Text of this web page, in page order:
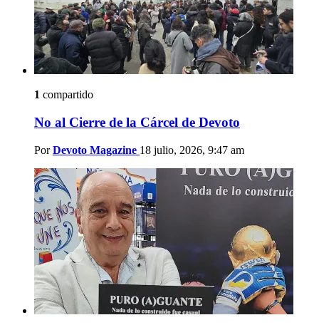
1 compartido
No al Cierre de la Cárcel de Devoto
Por Devoto Magazine 18 julio, 2026, 9:47 am